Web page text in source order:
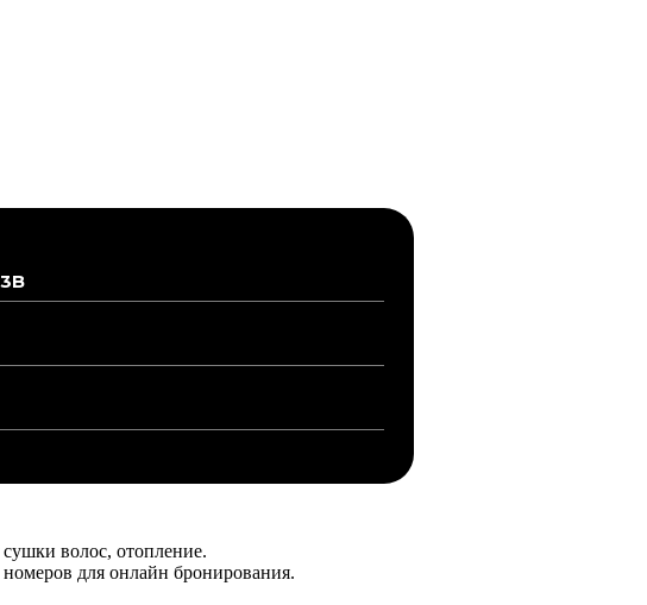
волос, отопление.
для онлайн бронирования.